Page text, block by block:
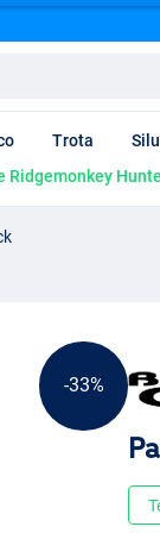
Trota
Ridgemonkey
-33%